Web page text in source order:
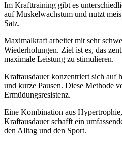
Im Krafttraining gibt es
auf Muskelwachstum und nutzt
Satz.
Maximalkraft arbeitet mit sehr
Wiederholungen. Ziel ist es, das
maximale Leistung zu stimulieren.
Kraftausdauer konzentriert sich auf
und kurze Pausen. Diese Methode
Ermüdungsresistenz.
Eine Kombination aus
Kraftausdauer schafft ein
den Alltag und den Sport.